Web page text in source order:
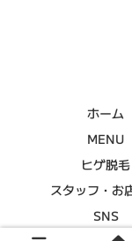
ホーム
MENU
ヒゲ脱毛
スタッフ・お
SNS